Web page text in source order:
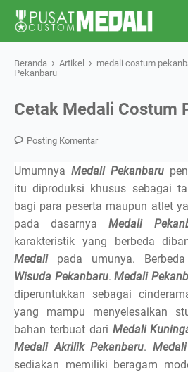
Beranda › Artikel › medali costum
Pekanbaru
Cetak Medali Costum
Posting Komentar
Umumnya Medali Pekanbaru
itu diproduksi khusus sebagai
bagi para peserta maupun atlet
pada dasarnyaMedali
karakteristik yang berbeda
Medalipada umunya.
Wisuda Pekanbaru.Medali
diperuntukkan sebagai
yang mampu menyelesaikan
bahan terbuat dari Medali
Medali Akrilik Pekanbaru.
sediakan memiliki beragam